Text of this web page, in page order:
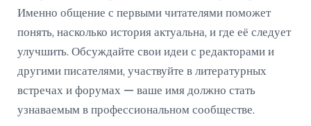
Именно общение с первыми читателями поможет
понять, насколько история актуальна, и где её следует
улучшить. Обсуждайте свои идеи с редакторами и
другими писателями, участвуйте в литературных
встречах и форумах — ваше имя должно стать
узнаваемым в профессиональном сообществе.